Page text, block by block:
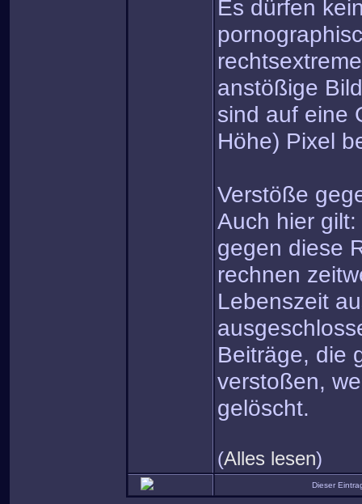
Es dürfen
anstößige
sind auf eine
Höhe) Pixel
Verstöße
Auch hier
gegen diese
rechnen
Lebenszeit
Beiträge, die
verstoßen,
gelöscht.
(Alles lesen)
Dieser